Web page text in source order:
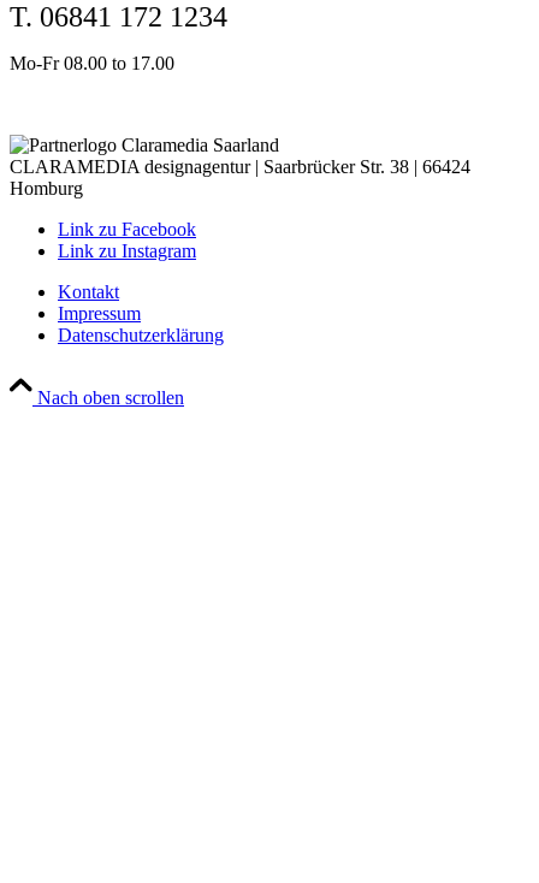
T. 06841 172 1234
Mo-Fr 08.00 to 17.00
CLARAMEDIA designagentur | Saarbrücker Str. 38 | 66424
Homburg
Link zu Facebook
Link zu Instagram
Kontakt
Impressum
Datenschutzerklärung
Nach oben scrollen